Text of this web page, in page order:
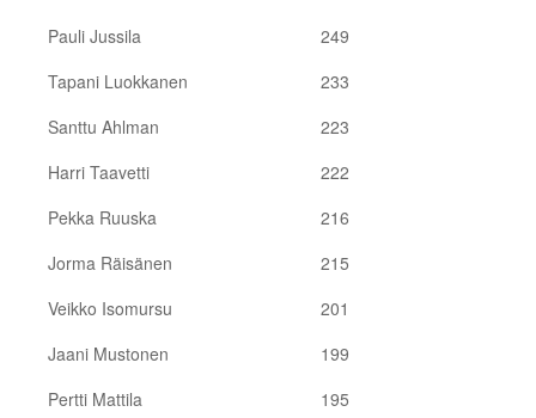
Pauli Jussila
249
Tapani Luokkanen
233
Santtu Ahlman
223
Harri Taavetti
222
Pekka Ruuska
216
Jorma Räisänen
215
Veikko Isomursu
201
Jaani Mustonen
199
Pertti Mattila
195